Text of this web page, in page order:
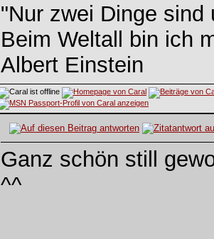
"Nur zwei Dinge
Beim Weltall bin ich
Albert Einstein
Ganz schön still
^^